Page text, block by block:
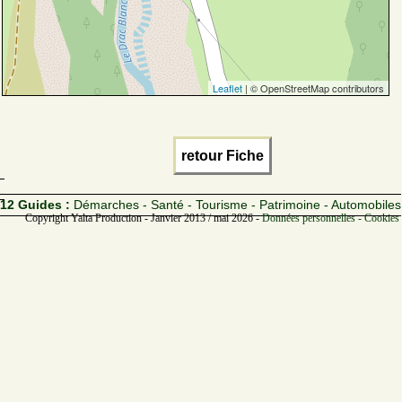
Leaflet | © OpenStreetMap contributors
retour Fiche
12 Guides : Démarches - Santé - Tourisme - Patrimoine - Automobiles
Copyright Yalta Production - Janvier 2013 / mai 2026 -Données personnelles -